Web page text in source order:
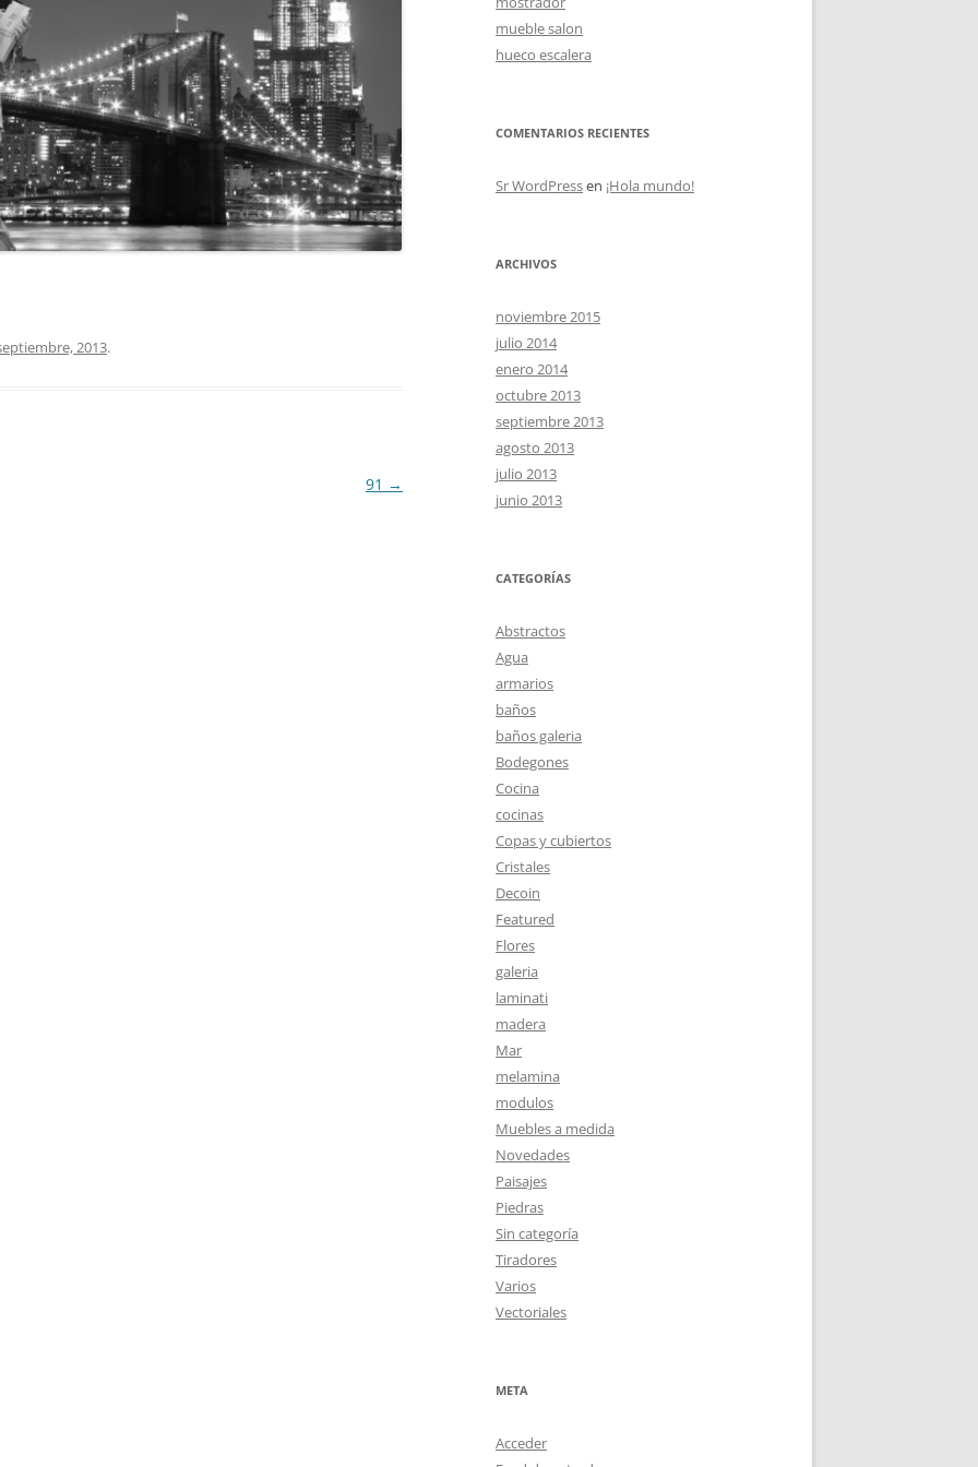
MAR
PAISAJES
PIEDRAS
2013.
91 →
mueble salon
hueco escalera
COMENTARIOS RECIENTES
Sr WordPressen ¡Hola mundo!
ARCHIVOS
noviembre 2015
julio 2014
enero 2014
octubre 2013
septiembre 2013
agosto 2013
julio 2013
junio 2013
CATEGORÍAS
Abstractos
Agua
armarios
baños
baños galeria
Bodegones
Cocina
cocinas
Copas y cubiertos
Cristales
Decoin
Featured
Flores
galeria
laminati
madera
Mar
melamina
modulos
Muebles a medida
Novedades
Paisajes
Piedras
Sin categoría
Tiradores
Varios
Vectoriales
META
Acceder